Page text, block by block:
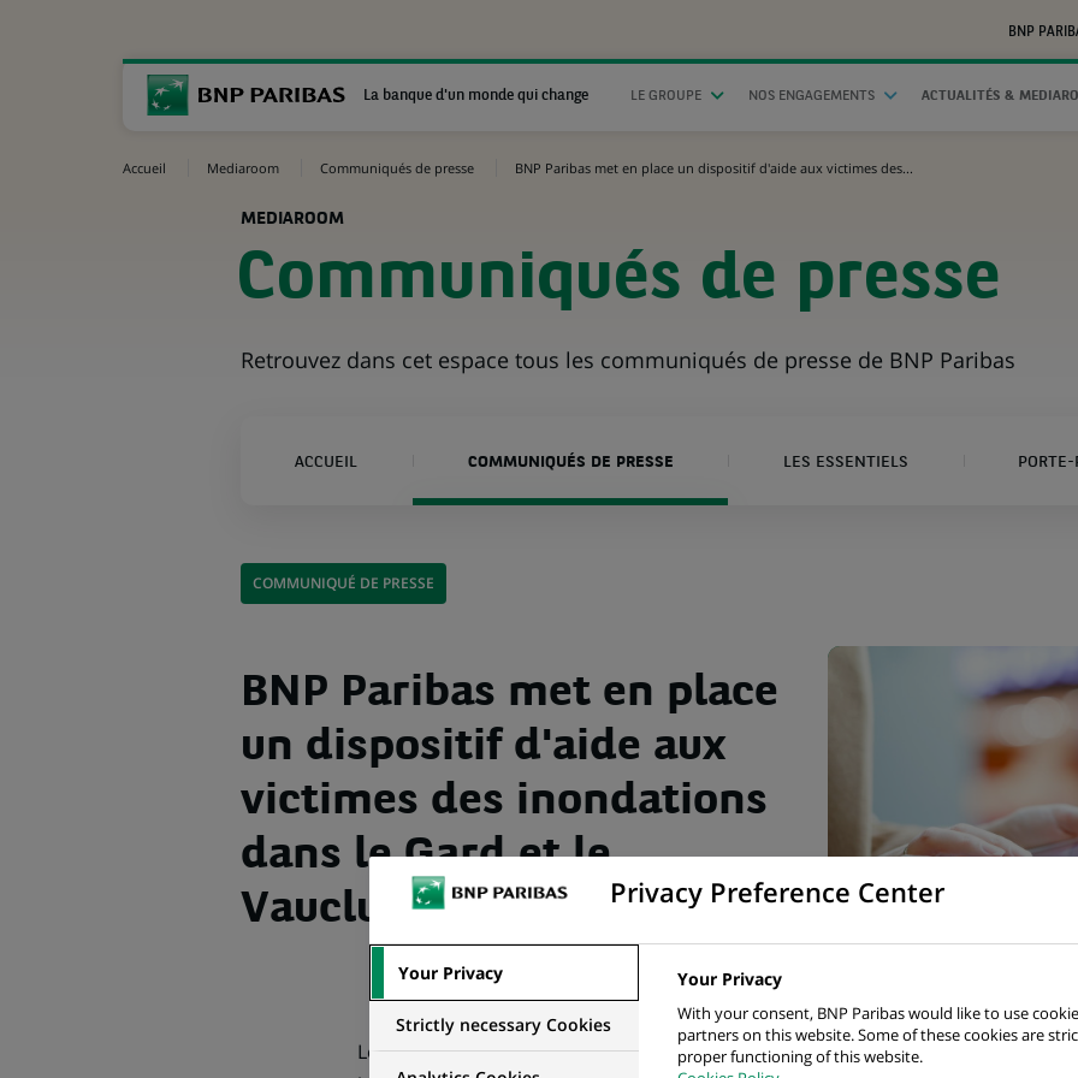
BNP
La banque d'un monde qui change LE GROUPE NOS ENGAGEMENTS ACTUALITÉS &
Accueil Mediaroom Communiqués de presse BNP Paribas met en place un dispositif d'aide aux victimes des...
MEDIAROOM
Communiqués de presse
Retrouvez dans cet espace tous les communiqués de presse de BNP Paribas
ACCUEIL COMMUNIQUÉS DE PRESSE LES ESSENTIELS PORTE-
COMMUNIQUÉ DE PRESSE
BNP Paribas met en place
un dispositif d'aide aux
victimes des inondations
dans le Gard et le
Vaucluse
Le groupe BNP Paribas a pris un ensemble de mesures pour venir en aide aux
Privacy Preference Center
Your Privacy
Strictly necessary Cookies
Your Privacy
With your consent, BNP Paribas would like to use
partners on this website. Some of these cookies are
proper functioning of this website.